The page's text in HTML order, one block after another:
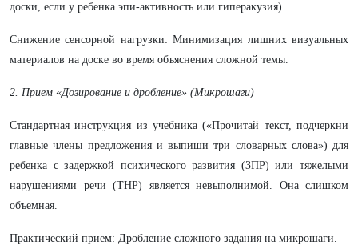
доски, если у ребенка эпи-активность или гиперакузия).
​Снижение сенсорной нагрузки: Минимизация лишних визуальных
материалов на доске во время объяснения сложной темы.
2. Прием «Дозирование и дробление» (Микрошаги)
​Стандартная инструкция из учебника («Прочитай текст, подчеркни
главные члены предложения и выпиши три словарных слова») для
ребенка с задержкой психического развития (ЗПР) или тяжелыми
нарушениями речи (ТНР) является невыполнимой. Она слишком
объемная.
​Практический прием: Дробление сложного задания на микрошаги.